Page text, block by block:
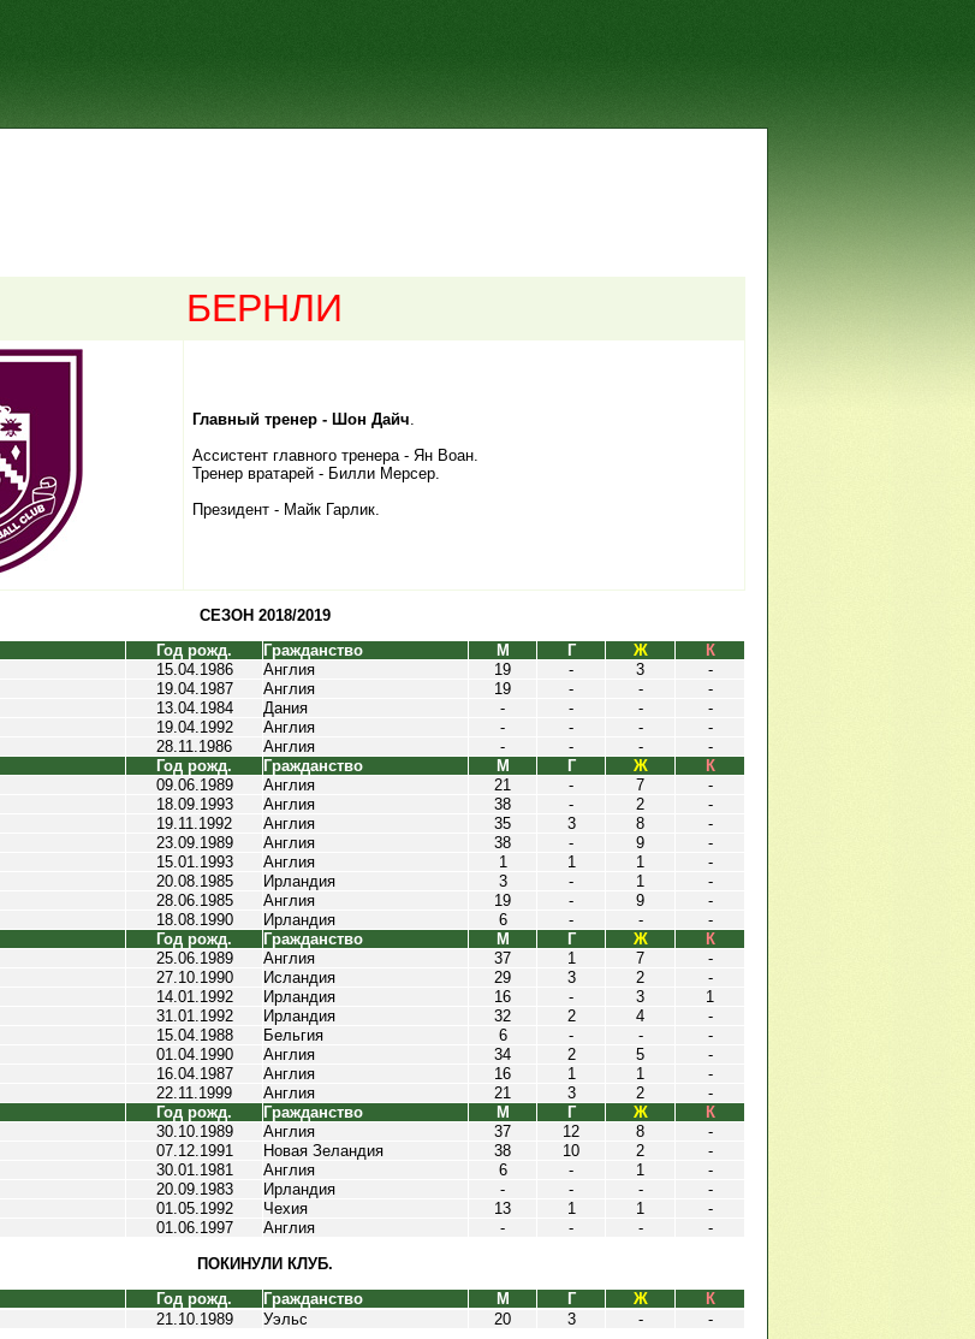
БЕРНЛИ
Главный тренер - Шон Дайч.
Ассистент главного тренера - Ян Воан.
Тренер вратарей - Билли Мерсер.
Президент - Майк Гарлик.
СЕЗОН 2018/2019
Год рожд. Гражданство М Г Ж
К
15.04.1986 Англия 19 - 3
-
19.04.1987 Англия 19 - -
-
13.04.1984 Дания - - -
-
19.04.1992 Англия - - -
-
28.11.1986 Англия - - -
-
Год рожд. Гражданство М Г Ж
К
09.06.1989 Англия 21 - 7
-
18.09.1993 Англия 38 - 2
-
19.11.1992 Англия 35 3 8
-
23.09.1989 Англия 38 - 9
-
15.01.1993 Англия 1 1 1
-
20.08.1985 Ирландия 3 - 1
-
28.06.1985 Англия 19 - 9
-
18.08.1990 Ирландия 6 - -
-
Год рожд. Гражданство М Г Ж
К
25.06.1989 Англия 37 1 7
-
27.10.1990 Исландия 29 3 2
-
14.01.1992 Ирландия 16 - 3
1
31.01.1992 Ирландия 32 2 4
-
15.04.1988 Бельгия 6 - -
-
01.04.1990 Англия 34 2 5
-
16.04.1987 Англия 16 1 1
-
22.11.1999 Англия 21 3 2
-
Год рожд. Гражданство М Г Ж
К
30.10.1989 Англия 37 12 8
-
07.12.1991 Новая Зеландия 38 10 2
-
30.01.1981 Англия 6 - 1
-
20.09.1983 Ирландия - - -
-
01.05.1992 Чехия 13 1 1
-
01.06.1997 Англия - - -
-
ПОКИНУЛИ КЛУБ.
Год рожд. Гражданство М Г Ж
К
21.10.1989 Уэльс 20 3 -
-